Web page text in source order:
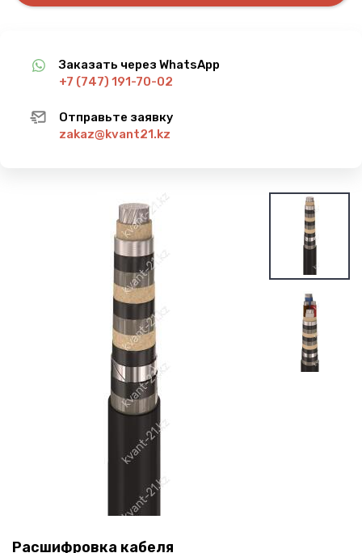
Заказать через WhatsApp
+7 (747) 191-70-02
Отправьте заявку
zakaz@kvant21.kz
Расшифровка кабеля